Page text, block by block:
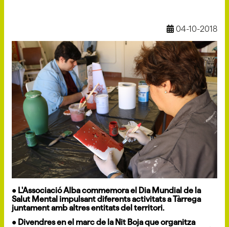
04-10-2018
• L'Associació Alba commemora el Dia Mundial de la
Salut Mental impulsant diferents activitats a Tàrrega
juntament amb altres entitats del territori.
• Divendres en el marc de la Nit Boja que organitza